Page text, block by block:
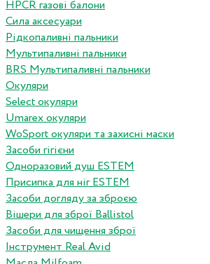
HPCR газові балони
Сила аксесуари
Рідкопаливні пальники
Мультипаливні пальники
BRS Мультипаливні пальники
Окуляри
Select окуляри
Umarex окуляри
WoSport окуляри та захисні маски
Засоби гігієни
Одноразовий душ ESTEM
Присипка для ніг ESTEM
Засоби догляду за зброєю
Вішери для зброї Ballistol
Засоби для чищення зброї
Інструмент Real Avid